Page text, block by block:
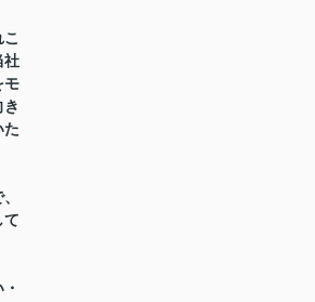
社
モ
た
て